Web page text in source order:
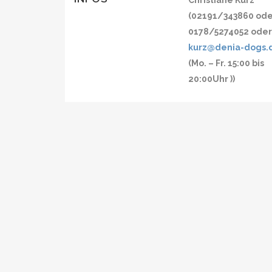
(02191/343860
0178/5274052 oder
kurz@denia-
(Mo. – Fr. 15:00 bis
20:00Uhr ))